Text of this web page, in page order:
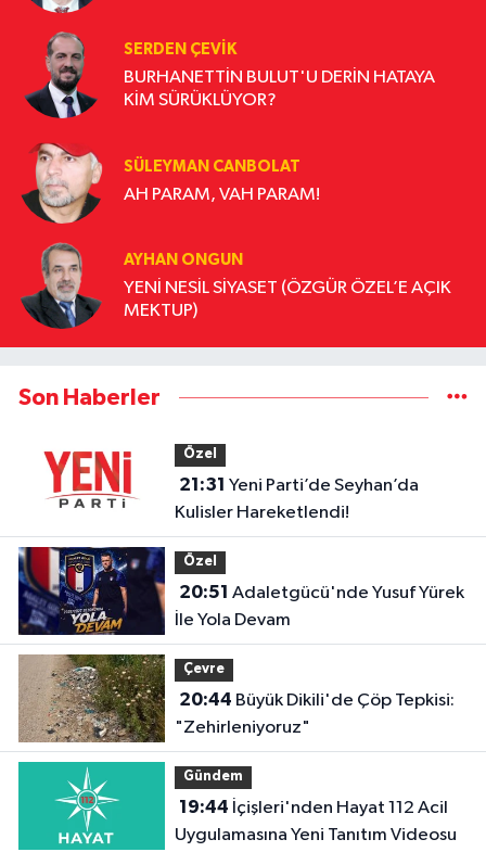
SERDEN ÇEVIK
BURHANETTİN BULUT'U DERİN HATAYA
KİM SÜRÜKLÜYOR?
SÜLEYMAN CANBOLAT
AH PARAM, VAH PARAM!
AYHAN ONGUN
YENİ NESİL SİYASET (ÖZGÜR ÖZEL’E AÇIK
MEKTUP)
Son Haberler
Özel
21:31
Kulisler Hareketlendi!
Özel
20:51
İle Yola Devam
Çevre
20:44
"Zehirleniyoruz"
Gündem
19:44
Uygulamasına Yeni Tanıtım Videosu